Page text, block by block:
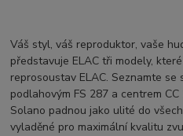
Váš styl, váš reproduktor, vaše
představuje ELAC tři modely,
reprosoustav ELAC. Seznamte se
podlahovým FS 287 a centrem
Solano padnou jako ulité do
vyladěné pro maximální kvalitu